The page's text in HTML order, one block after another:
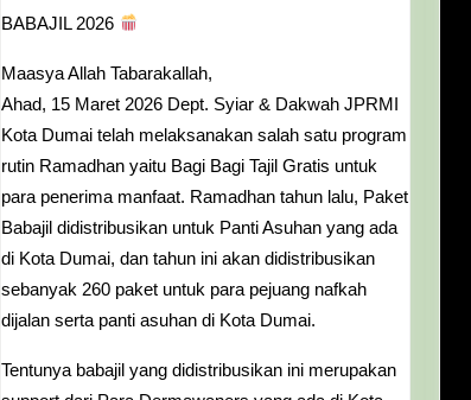
JPRMI
Dumai
2026:
Kolaborasi
Kebaikan
di
Bulan
Ramadhan
BABAJIL 2026
Maasya Allah Tabarakallah,
Ahad, 15 Maret 2026 Dept. Syiar & Dakwah JPRMI
Kota Dumai telah melaksanakan salah satu program
rutin Ramadhan yaitu Bagi Bagi Tajil Gratis untuk
para penerima manfaat. Ramadhan tahun lalu, Paket
Babajil didistribusikan untuk Panti Asuhan yang ada
di Kota Dumai, dan tahun ini akan didistribusikan
sebanyak 260 paket untuk para pejuang nafkah
dijalan serta panti asuhan di Kota Dumai.
Tentunya babajil yang didistribusikan ini merupakan